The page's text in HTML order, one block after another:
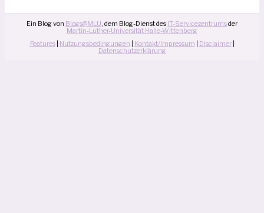
Ein Blog von Blogs@MLU, dem Blog-Dienst des IT-Servicezentrumsder
Martin-Luther-Universität Halle-Wittenberg
Features| Nutzungsbedingungen Kontakt/Impressum Disclaimer|
Datenschutzerklärung